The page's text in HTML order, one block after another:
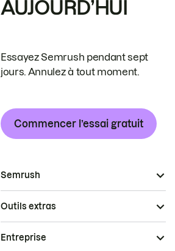
AUJOURD’HUI
Essayez Semrush pendant sept
jours. Annulez à tout moment.
Commencer l’essai gratuit
Semrush
Outils extras
Entreprise